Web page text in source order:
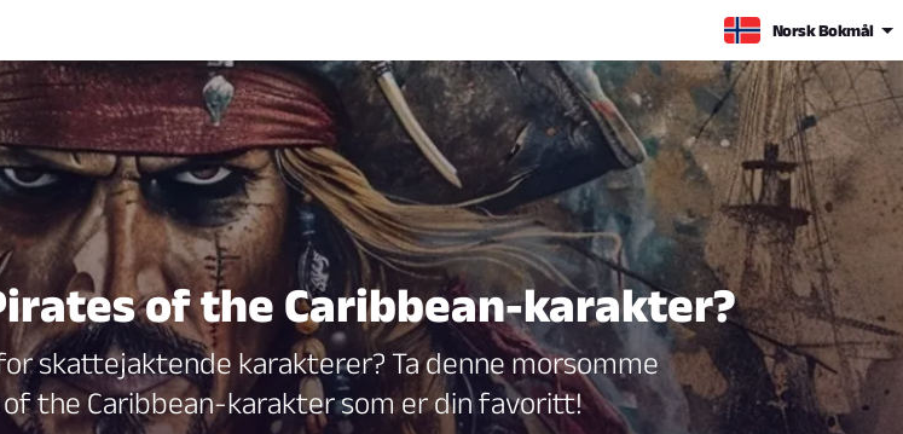
Norsk Bokmål
of the Caribbean-karakter?
skattejaktende karakterer? Ta denne morsomme
the Caribbean-karakter som er din favoritt!